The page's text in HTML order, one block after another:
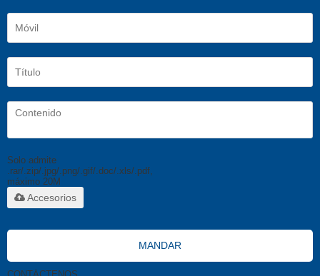
Solo admite
.rar/.zip/.jpg/.png/.gif/.doc/.xls/.pdf,
máximo 20M
Accesorios
MANDAR